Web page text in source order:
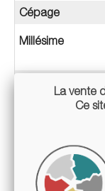
Cépage
Millésime
La vente
Ce